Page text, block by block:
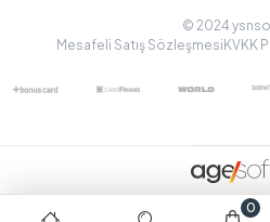
© 2024
Mesafeli Satış Sözleşmesi KVKK
0